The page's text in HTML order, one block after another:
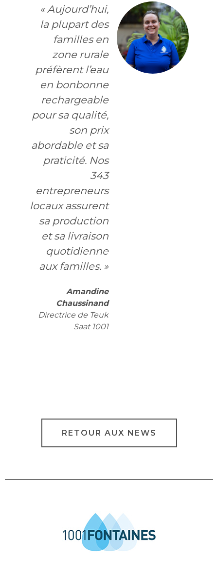
« Aujourd’hui,
la plupart des
familles en
zone rurale
préfèrent l’eau
en bonbonne
rechargeable
pour sa qualité,
son prix
abordable et sa
praticité. Nos
343
entrepreneurs
locaux assurent
sa production
et sa livraison
quotidienne
aux familles. »
Amandine
Chaussinand
Directrice de Teuk
Saat 1001
RETOUR AUX NEWS